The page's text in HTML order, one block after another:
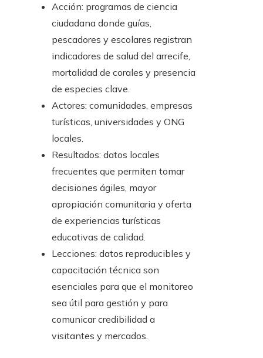
Acción: programas de ciencia
ciudadana donde guías,
pescadores y escolares registran
indicadores de salud del arrecife,
mortalidad de corales y presencia
de especies clave.
Actores: comunidades, empresas
turísticas, universidades y ONG
locales.
Resultados: datos locales
frecuentes que permiten tomar
decisiones ágiles, mayor
apropiación comunitaria y oferta
de experiencias turísticas
educativas de calidad.
Lecciones: datos reproducibles y
capacitación técnica son
esenciales para que el monitoreo
sea útil para gestión y para
comunicar credibilidad a
visitantes y mercados.